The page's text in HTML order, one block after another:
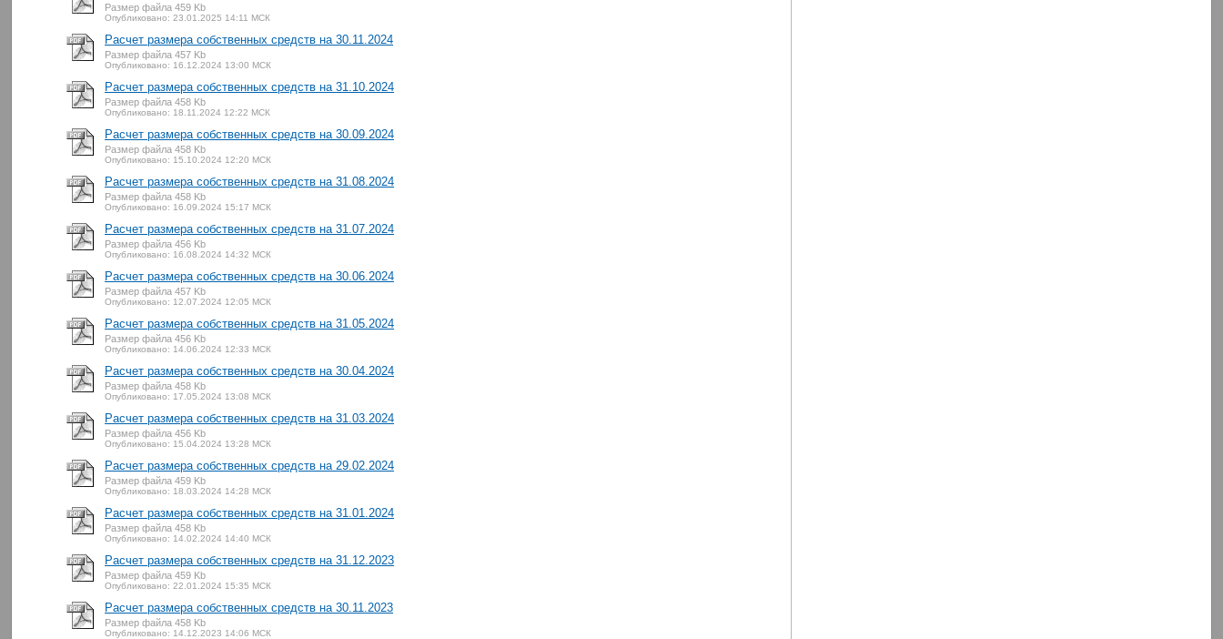
Размер файла 459 Kb
Опубликовано: 23.01.2025 14:11 МСК
Расчет размера собственных средств на 30.11.2024
Размер файла 457 Kb
Опубликовано: 16.12.2024 13:00 МСК
Расчет размера собственных средств на 31.10.2024
Размер файла 458 Kb
Опубликовано: 18.11.2024 12:22 МСК
Расчет размера собственных средств на 30.09.2024
Размер файла 458 Kb
Опубликовано: 15.10.2024 12:20 МСК
Расчет размера собственных средств на 31.08.2024
Размер файла 458 Kb
Опубликовано: 16.09.2024 15:17 МСК
Расчет размера собственных средств на 31.07.2024
Размер файла 456 Kb
Опубликовано: 16.08.2024 14:32 МСК
Расчет размера собственных средств на 30.06.2024
Размер файла 457 Kb
Опубликовано: 12.07.2024 12:05 МСК
Расчет размера собственных средств на 31.05.2024
Размер файла 456 Kb
Опубликовано: 14.06.2024 12:33 МСК
Расчет размера собственных средств на 30.04.2024
Размер файла 458 Kb
Опубликовано: 17.05.2024 13:08 МСК
Расчет размера собственных средств на 31.03.2024
Размер файла 456 Kb
Опубликовано: 15.04.2024 13:28 МСК
Расчет размера собственных средств на 29.02.2024
Размер файла 459 Kb
Опубликовано: 18.03.2024 14:28 МСК
Расчет размера собственных средств на 31.01.2024
Размер файла 458 Kb
Опубликовано: 14.02.2024 14:40 МСК
Расчет размера собственных средств на 31.12.2023
Размер файла 459 Kb
Опубликовано: 22.01.2024 15:35 МСК
Расчет размера собственных средств на 30.11.2023
Размер файла 458 Kb
Опубликовано: 14.12.2023 14:06 МСК